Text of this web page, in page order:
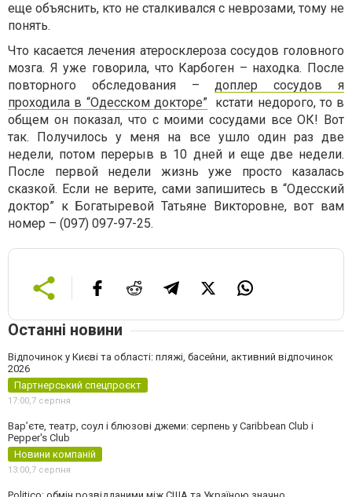
еще объяснить, кто не сталкивался с неврозами, тому не
понять.
Что касается лечения атеросклероза сосудов головного
мозга. Я уже говорила, что Карбоген – находка. После
повторного обследования –доплер сосудов я
проходила в “Одесском докторе”кстати недорого, то в
общем он показал, что с моими сосудами все ОК! Вот
так. Получилось у меня на все ушло один раз две
недели, потом перерыв в 10 дней и еще две недели.
После первой недели жизнь уже просто казалась
сказкой. Если не верите, сами запишитесь в “Одесский
доктор” к Богатыревой Татьяне Викторовне, вот вам
номер – (097) 097-97-25.
Останні новини
Відпочинок у Києві та області: пляжі, басейни, активний відпочинок
2026
Партнерський спецпроєкт
17:00,7 серпня
Вар’єте, театр, соул і блюзові джеми: серпень у Caribbean Club і
Pepper's Club
Новини компаній
13:00,7 серпня